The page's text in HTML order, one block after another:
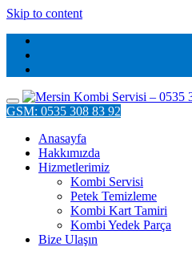
Skip to content
GSM: 0535 308 83 92
Anasayfa
Hakkımızda
Hizmetlerimiz
Kombi Servisi
Petek Temizleme
Kombi Kart Tamiri
Kombi Yedek Parça
Bize Ulaşın